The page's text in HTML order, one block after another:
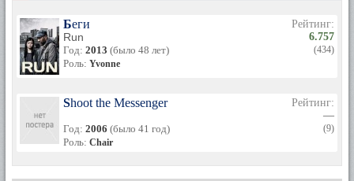
Беги
Run
Год: 2013 (было 48 лет)
Роль: Yvonne
Рейтинг:
6.757
(434)
Shoot the Messenger
Год: 2006 (было 41 год)
Роль: Chair
Рейтинг:
—
(9)